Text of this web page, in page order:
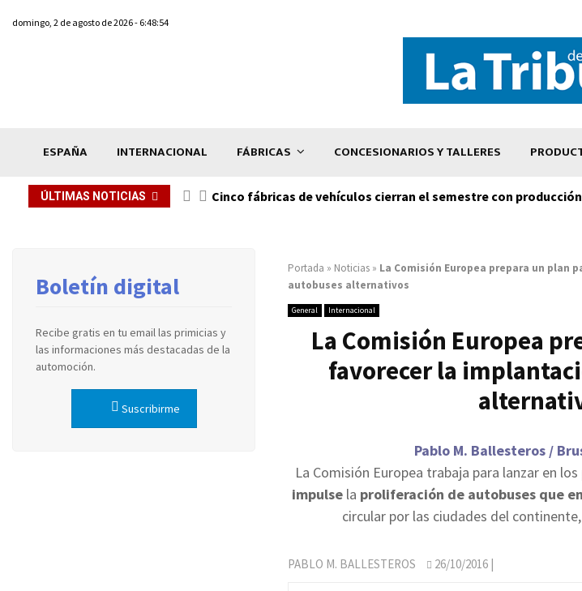
domingo, 2 de agosto de 2026 - 6:48:54
ESPAÑA INTERNACIONAL FÁBRICAS CONCESIONARIOS Y TALLERES
ÚLTIMAS NOTICIAS Cinco fábricas de vehículos cierran el semestre con producción
Portada » Noticias » La Comisión Europea prepara un plan
autobuses alternativos
General Internacional
La Comisión Europea
favorecer la
Pablo M. Ballesteros /
La Comisión Europea trabaja para lanzar en
impulsela proliferación de autobuses que
circular por las ciudades del
PABLO M. BALLESTEROS 26/10/2016 |
Boletín digital
Recibe gratis en tu email las primicias y
las informaciones más destacadas de la
automoción.
Suscribirme